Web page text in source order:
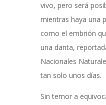
vivo, pero será
mientras haya una
como el embrión
una danta,
Nacionales
tan solo unos días.
Sin temor a